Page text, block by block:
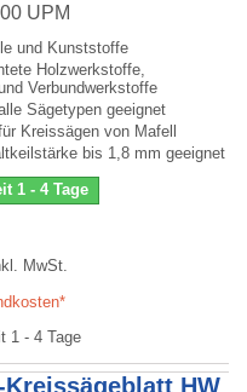
UPM
und Kunststoffe
Holzwerkstoffe,
Verbundwerkstoffe
Sägetypen geeignet
Kreissägen von Mafell
bis 1,8 mm geeignet
1 - 4 Tage
MwSt.
1 - 4 Tage
HW